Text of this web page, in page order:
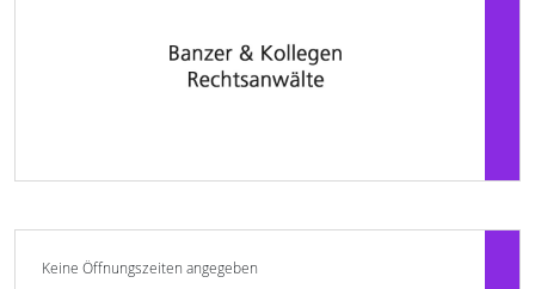
Keine Öffnungszeiten angegeben